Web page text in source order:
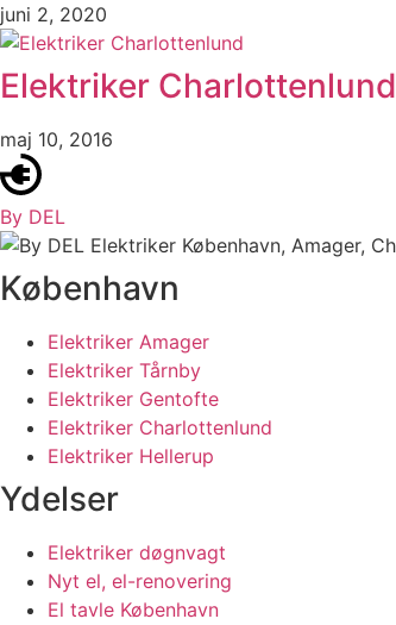
juni 2, 2020
Elektriker Charlottenlund
maj 10, 2016
By DEL
København
Elektriker Amager
Elektriker Tårnby
Elektriker Gentofte
Elektriker Charlottenlund
Elektriker Hellerup
Ydelser
Elektriker døgnvagt
Nyt el, el-renovering
El tavle København